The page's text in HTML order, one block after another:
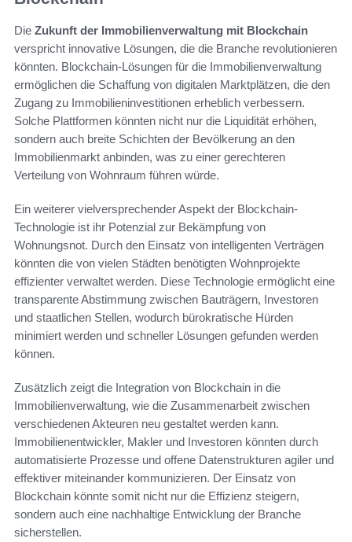
Die Zukunft der Immobilienverwaltung mit Blockchain
verspricht innovative Lösungen, die die Branche revolutionieren
könnten. Blockchain-Lösungen für die Immobilienverwaltung
ermöglichen die Schaffung von digitalen Marktplätzen, die den
Zugang zu Immobilieninvestitionen erheblich verbessern.
Solche Plattformen könnten nicht nur die Liquidität erhöhen,
sondern auch breite Schichten der Bevölkerung an den
Immobilienmarkt anbinden, was zu einer gerechteren
Verteilung von Wohnraum führen würde.
Ein weiterer vielversprechender Aspekt der Blockchain-
Technologie ist ihr Potenzial zur Bekämpfung von
Wohnungsnot. Durch den Einsatz von intelligenten Verträgen
könnten die von vielen Städten benötigten Wohnprojekte
effizienter verwaltet werden. Diese Technologie ermöglicht eine
transparente Abstimmung zwischen Bauträgern, Investoren
und staatlichen Stellen, wodurch bürokratische Hürden
minimiert werden und schneller Lösungen gefunden werden
können.
Zusätzlich zeigt die Integration von Blockchain in die
Immobilienverwaltung, wie die Zusammenarbeit zwischen
verschiedenen Akteuren neu gestaltet werden kann.
Immobilienentwickler, Makler und Investoren könnten durch
automatisierte Prozesse und offene Datenstrukturen agiler und
effektiver miteinander kommunizieren. Der Einsatz von
Blockchain könnte somit nicht nur die Effizienz steigern,
sondern auch eine nachhaltige Entwicklung der Branche
sicherstellen.